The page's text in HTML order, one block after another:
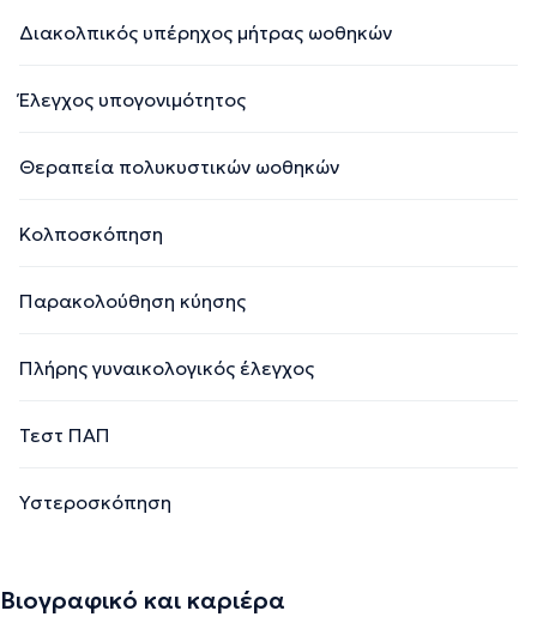
Διακολπικός υπέρηχος μήτρας ωοθηκών
Έλεγχος υπογονιμότητος
Θεραπεία πολυκυστικών ωοθηκών
Κολποσκόπηση
Παρακολούθηση κύησης
Πλήρης γυναικολογικός έλεγχος
Τεστ ΠΑΠ
Υστεροσκόπηση
Βιογραφικό και καριέρα